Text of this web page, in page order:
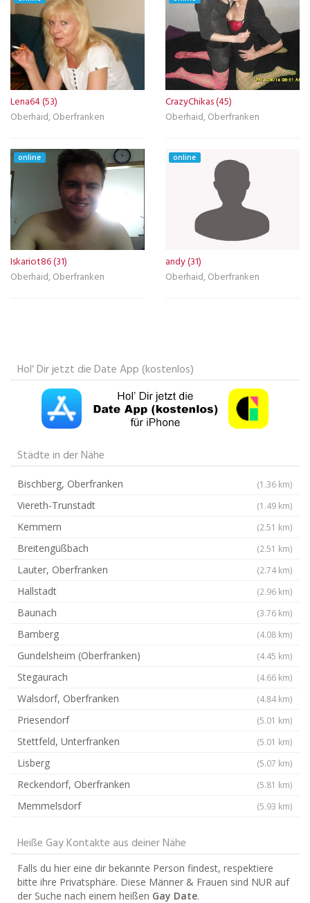
Lena64 (53)
Oberhaid, Oberfranken
CrazyChikas (45)
Oberhaid, Oberfranken
online
Iskariot86 (31)
Oberhaid, Oberfranken
online
andy (31)
Oberhaid, Oberfranken
Hol‘ Dir jetzt die Date App (kostenlos)
Städte in der Nähe
Bischberg, Oberfranken (1.36 km)
Viereth-Trunstadt (1.49 km)
Kemmern (2.51 km)
Breitengüßbach (2.51 km)
Lauter, Oberfranken (2.74 km)
Hallstadt (2.96 km)
Baunach (3.76 km)
Bamberg (4.08 km)
Gundelsheim (Oberfranken) (4.45 km)
Stegaurach (4.66 km)
Walsdorf, Oberfranken (4.84 km)
Priesendorf (5.01 km)
Stettfeld, Unterfranken (5.01 km)
Lisberg (5.07 km)
Reckendorf, Oberfranken (5.81 km)
Memmelsdorf (5.93 km)
Heiße Gay Kontakte aus deiner Nähe
Falls du hier eine dir bekannte Person findest, respektiere
bitte ihre Privatsphäre. Diese Männer & Frauen sind NUR auf
der Suche nach einem heißen Gay Date.